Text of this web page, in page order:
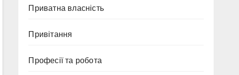
Приватна власність
Привітання
Професії та робота